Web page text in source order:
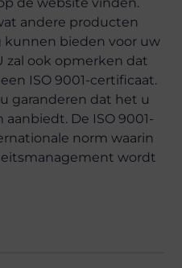
andere producten
kunnen bieden voor uw
zal ook opmerken dat
ISO 9001-certificaat.
garanderen dat het u
De ISO 9001-
norm waarin
wordt